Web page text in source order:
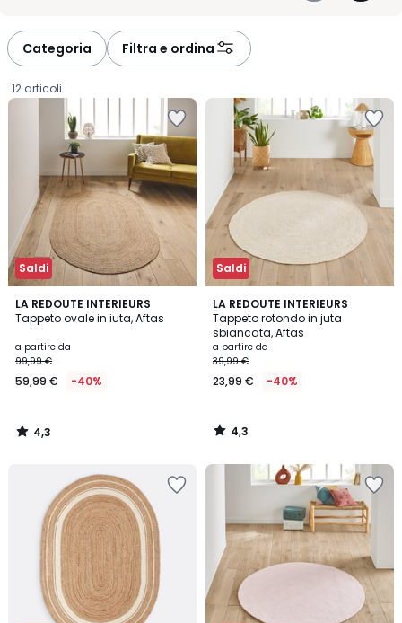
accompagnare l’arredo con armonia.
Categoria Filtra e ordina
12 articoli
Saldi
LA REDOUTE INTERIEURS
Tappeto ovale in iuta, Aftas
Prezzo
a
partire
59,99
€
sconto
applicato.
a partire da
99,99 €
59,99 € -40%
4,3
/ 5
4,3
/
Saldi
LA REDOUTE INTERIEURS
Tappeto rotondo in juta
sbiancata, Aftas
a partire da
39,99 €
23,99 € -40%
4,3
/ 5
4,3
/